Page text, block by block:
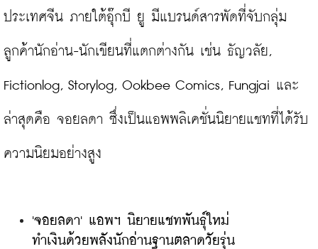
ประเทศจีน ภายใต้อุ๊กบี ยู มีแบรนด์สารพัดที่จับกลุ่ม
ลูกค้านักอ่าน-นักเขียนที่แตกต่างกัน เช่น ธัญวลัย,
Fictionlog, Storylog, Ookbee Comics, Fungjai และ
ล่าสุดคือ จอยลดา ซึ่งเป็นแอพพลิเคชั่นนิยายแชทที่ได้รับ
'จอยลดา' แอพฯ นิยายแชทพันธุ์ใหม่
ทำเงินด้วยพลังนักอ่านฐานตลาดวัยรุ่น